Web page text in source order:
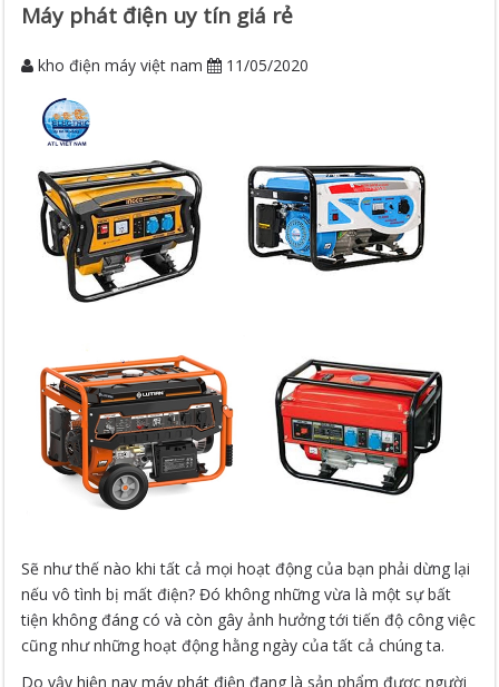
Máy phát điện uy tín giá rẻ
kho điện máy việt nam 11/05/2020
Sẽ như thế nào khi tất cả mọi hoạt động của bạn phải dừng lại
nếu vô tình bị mất điện? Đó không những vừa là một sự bất
tiện không đáng có và còn gây ảnh hưởng tới tiến độ công việc
cũng như những hoạt động hằng ngày của tất cả chúng ta.
Do vậy hiện nay máy phát điện đang là sản phẩm được người